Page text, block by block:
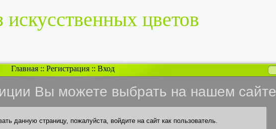
искусственных цветов
Главная :: Регистрация :: Вход
Вы можете выбрать на нашем сайте
данную страницу, пожалуйста, войдите на сайт как пользователь.